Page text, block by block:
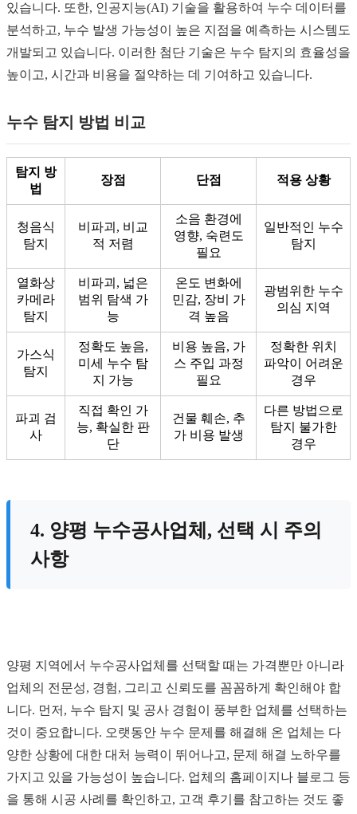
있습니다. 또한, 인공지능(AI) 기술을 활용하여 누수 데이터를
분석하고, 누수 발생 가능성이 높은 지점을 예측하는 시스템도
개발되고 있습니다. 이러한 첨단 기술은 누수 탐지의 효율성을
높이고, 시간과 비용을 절약하는 데 기여하고 있습니다.
누수 탐지 방법 비교
탐지 방
법
장점 단점 적용 상황
청음식
탐지
비파괴, 비교
적 저렴
소음 환경에
영향, 숙련도
필요
일반적인 누수
탐지
열화상
카메라
탐지
비파괴, 넓은
범위 탐색 가
능
온도 변화에
민감, 장비 가
격 높음
광범위한 누수
의심 지역
가스식
탐지
정확도 높음,
미세 누수 탐
지 가능
비용 높음, 가
스 주입 과정
필요
정확한 위치
파악이 어려운
경우
파괴 검
사
직접 확인 가
능, 확실한 판
단
건물 훼손, 추
가 비용 발생
다른 방법으로
탐지 불가한
경우
4. 양평 누수공사업체, 선택 시 주의
사항
양평 지역에서 누수공사업체를 선택할 때는 가격뿐만 아니라
업체의 전문성, 경험, 그리고 신뢰도를 꼼꼼하게 확인해야 합
니다. 먼저, 누수 탐지 및 공사 경험이 풍부한 업체를 선택하는
것이 중요합니다. 오랫동안 누수 문제를 해결해 온 업체는 다
양한 상황에 대한 대처 능력이 뛰어나고, 문제 해결 노하우를
가지고 있을 가능성이 높습니다. 업체의 홈페이지나 블로그 등
을 통해 시공 사례를 확인하고, 고객 후기를 참고하는 것도 좋